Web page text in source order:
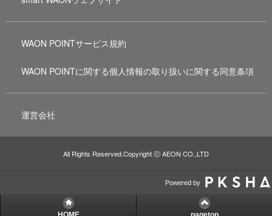
WAON POINTサービス規約
WAON POINTに関する個人情報の取り扱いに関する同意条項
運営会社
All Rights Reserved.Copyright ⓒ AEON CO.,LTD
Powered by